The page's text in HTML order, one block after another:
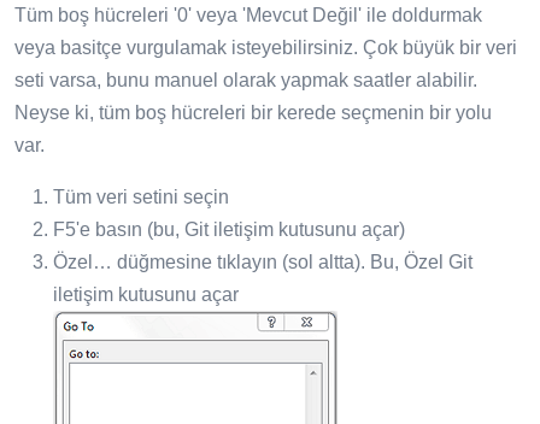
Tüm boş hücreleri '0' veya 'Mevcut Değil' ile doldurmak
veya basitçe vurgulamak isteyebilirsiniz. Çok büyük bir veri
seti varsa, bunu manuel olarak yapmak saatler alabilir.
Neyse ki, tüm boş hücreleri bir kerede seçmenin bir yolu
var.
Tüm veri setini seçin
F5'e basın (bu, Git iletişim kutusunu açar)
Özel… düğmesine tıklayın (sol altta). Bu, Özel Git
iletişim kutusunu açar